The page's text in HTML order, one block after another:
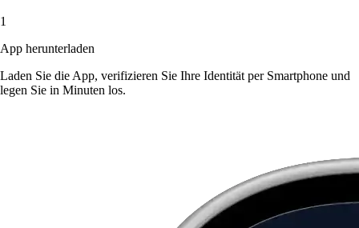
1
App herunterladen
Laden Sie die App, verifizieren Sie Ihre Identität per Smartphone und
legen Sie in Minuten los.